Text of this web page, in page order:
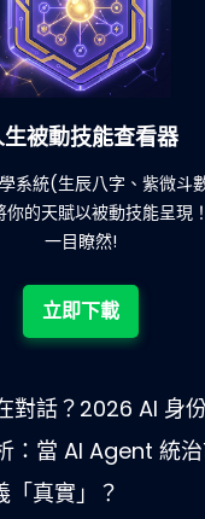
六合彩發達神器
個低概率中獎組合，提
立即下載
對話？2026 AI 身
：當 AI Agent 統治
「真實」？